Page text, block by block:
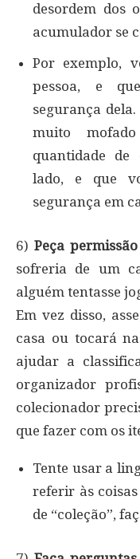
desordem dos
acumulador se
Por exemplo,
pessoa, e
segurança
muito
quantidade de
lado, e que
segurança em
6) Peça
sofreria de um
alguém tentasse
Em vez disso,
casa ou tocará
ajudar a
organizador
colecionador
que fazer com os
Tente usar a
referir às coisas
de “coleção”,